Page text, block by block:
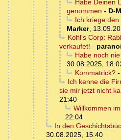
Habe Deinen
genommen - D-
Ich kriege
Marker,
Kohl's Corp:
verkaufet! -
Habe noch
30.08.2025,
Kommatrick?-
Ich kenne die
sie mir jetzt nicht
21:40
Willkommen
22:04
In den
30.08.2025, 15:40